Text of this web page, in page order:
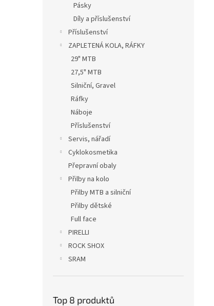
Pásky
Díly a příslušenství
Příslušenství
ZAPLETENÁ KOLA, RÁFKY
29" MTB
27,5" MTB
Silniční, Gravel
Ráfky
Náboje
Příslušenství
Servis, nářadí
Cyklokosmetika
Přepravní obaly
Přilby na kolo
Přilby MTB a silniční
Přilby dětské
Full face
PIRELLI
ROCK SHOX
SRAM
Top 8 produktů